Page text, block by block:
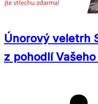
Únorový veletrh
z pohodlí